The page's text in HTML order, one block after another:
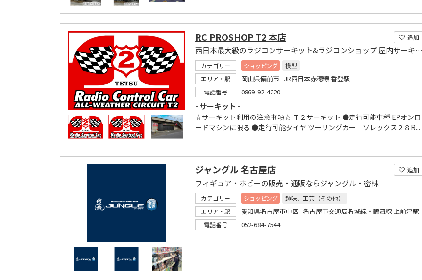
追加
RC PROSHOP T2 本店
西日本最大級のラジコンサーキット&ラジコンショップ 屋内サーキット・ドリフト専用サ―キット
カテゴリー ショッピング
模型
エリア・駅
岡山県備前市 JR西日本赤穂線 香登駅
電話番号 0869-92-4220
- サーキット -
☆サーキット利用の注意事項☆ Ｔ２サーキット ●走行可能車種 EPオンロ
ードマシンに限る ●走行可能タイヤ ツーリングカー ソレックス２８R...
追加
ジャングル 名古屋店
フィギュア・ホビーの販売・通販ならジャングル・密林
カテゴリー ショッピング
趣味、工芸（その他）
エリア・駅
愛知県名古屋市中区 名古屋市交通局名城線・鶴舞線 上前津駅
電話番号 052-684-7544